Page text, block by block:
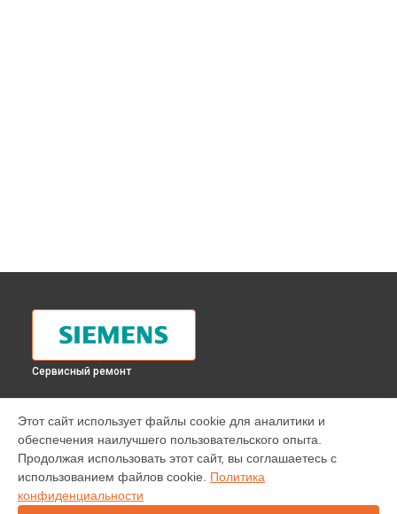
Сервисный ремонт
Варочная панель
Водонагреватель
Духовой шкаф
Кофемашина
Этот сайт использует файлы cookie для аналитики и
обеспечения наилучшего пользовательского опыта.
Продолжая использовать этот сайт, вы соглашаетесь с
использованием файлов cookie. Политика
конфиденциальности